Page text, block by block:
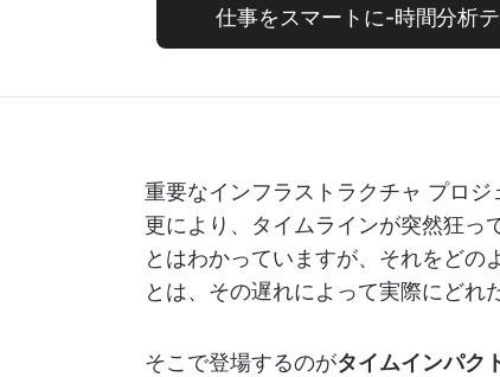
仕事をスマートに-時間分析
重要なインフラストラクチャ プロ
更により、タイムラインが突然狂っ
とはわかっていますが、それをどの
とは、その遅れによって実際にどれ
そこで登場するのがタイムインパク